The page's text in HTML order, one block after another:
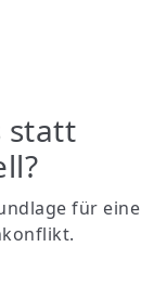
statt
für eine